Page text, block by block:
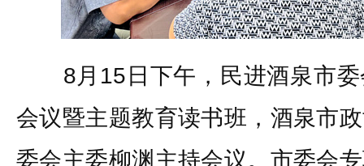
8月15日下午，民进酒泉市委
会议暨主题教育读书班，酒泉市
委会主委柳渊主持会议。市委会